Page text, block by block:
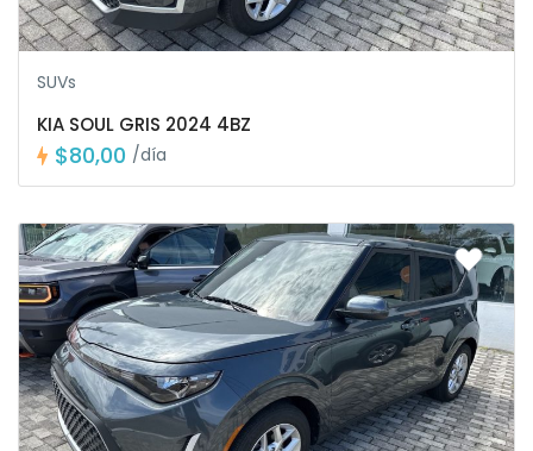
SUVs
KIA SOUL GRIS 2024 4BZ
$80,00 /día